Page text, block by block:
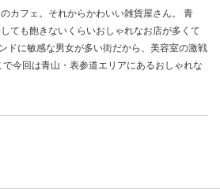
カフェ。それからかわいい雑貨屋さん。 青
ても飽きないくらいおしゃれなお店が多くて
ドに敏感な男女が多い街だから、美容室の激戦
今回は青山・表参道エリアにあるおしゃれな